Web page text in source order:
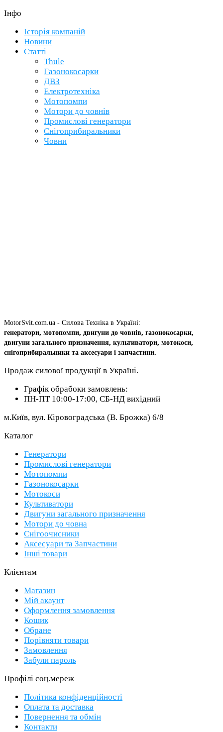
Інфо
Історія компаній
Новини
Статті
Thule
Газонокосарки
ДВЗ
Електротехніка
Мотопомпи
Мотори до човнів
Промислові генератори
Снігоприбиральники
Човни
MotorSvit.com.ua - Силова Техніка в Україні:
генератори, мотопомпи, двигуни до човнів, газонокосарки,
двигуни загального призначення, культиватори, мотокоси,
снігоприбиральники та аксесуари і запчастини.
Продаж силової продукції в Україні.
Графік обрабоки замовлень:
ПН-ПТ 10:00-17:00, СБ-НД вихідний
м.Київ, вул. Кіровоградська (В. Брожка) 6/8
Каталог
Генератори
Промислові генератори
Мотопомпи
Газонокосарки
Мотокоси
Культиватори
Двигуни загального призначення
Мотори до човна
Снігоочисники
Аксесуари та Запчастини
Інші товари
Клієнтам
Магазин
Мій акаунт
Оформлення замовлення
Кошик
Обране
Порівняти товари
Замовлення
Забули пароль
Профілі соц.мереж
Політика конфіденційності
Оплата та доставка
Повернення та обмін
Контакти